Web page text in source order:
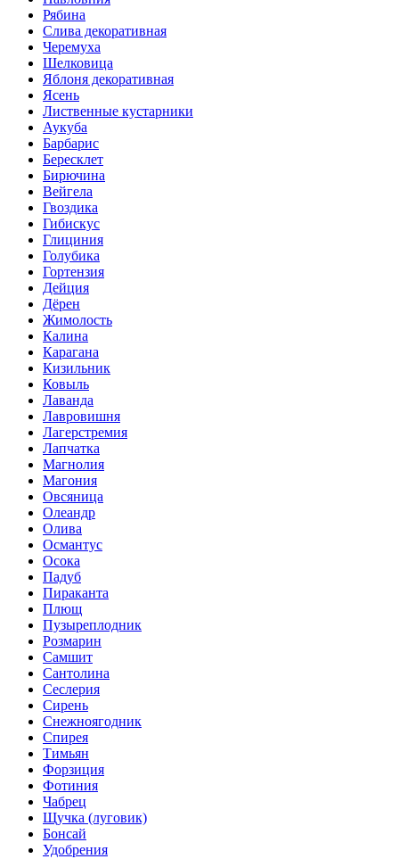
Рябина
Слива декоративная
Черемуха
Шелковица
Яблоня декоративная
Ясень
Лиственные кустарники
Аукуба
Барбарис
Бересклет
Бирючина
Вейгела
Гвоздика
Гибискус
Глициния
Голубика
Гортензия
Дейция
Дёрен
Жимолость
Калина
Карагана
Кизильник
Ковыль
Лаванда
Лавровишня
Лагерстремия
Лапчатка
Магнолия
Магония
Овсяница
Олеандр
Олива
Османтус
Осока
Падуб
Пираканта
Плющ
Пузыреплодник
Розмарин
Самшит
Сантолина
Сеслерия
Сирень
Снежноягодник
Спирея
Тимьян
Форзиция
Фотиния
Чабрец
Щучка (луговик)
Бонсай
Удобрения